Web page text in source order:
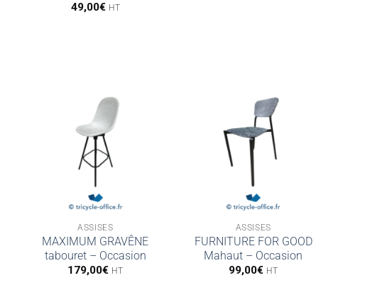
49,00€ HT
ASSISES
MAXIMUM GRAVÊNE
tabouret – Occasion
179,00€ HT
ASSISES
FURNITURE FOR GOOD
Mahaut – Occasion
99,00€ HT